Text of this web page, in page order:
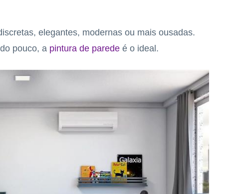
elegantes, modernas ou mais ousadas.
pouco, a pintura de parede é o ideal.